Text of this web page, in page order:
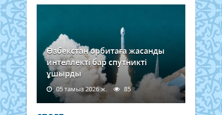
Өзбекстан орбитаға жасанды
интеллекті бар спутникті
ұшырды
05 тамыз 2026 ж. 85